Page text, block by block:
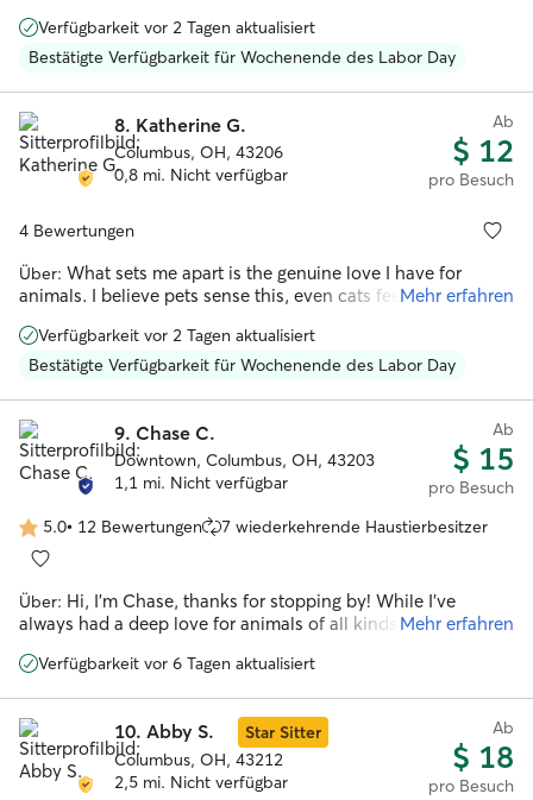
Verfügbarkeit vor 2 Tagen aktualisiert
Bestätigte Verfügbarkeit für Wochenende des Labor Day
8. Katherine G.
Columbus, OH, 43206
0,8 mi. Nicht verfügbar
Ab
$ 12
pro Besuch
4 Bewertungen
Über: What sets me apart is the genuine love I have for
animals. I believe pets sense this, even cats feel comfortable
and attentive with young pets who are still learning the
ropes, and equally comfortable providing the gentler,
Mehr erfahren
Verfügbarkeit vor 2 Tagen aktualisiert
Bestätigte Verfügbarkeit für Wochenende des Labor Day
9. Chase C.
Downtown, Columbus, OH, 43203
1,1 mi. Nicht verfügbar
Ab
$ 15
pro Besuch
5.0
von
Sternen
5.0• 12 Bewertungen 7 wiederkehrende Haustierbesitzer
Über: Hi, I'm Chase, thanks for stopping by! While I've
always had a deep love for animals of all kinds, cats hold a
platform back in college, and after a few years of moving
working in animal welfare, both as a volunteer and
professionally, giving me a wealth of experience with cats of
all personalities and needs. From shy, hide-under-the-bed
kitties to bold, in-your-face social butterflies, I love taking
Mehr erfahren
Verfügbarkeit vor 6 Tagen aktualisiert
10. Abby S.
Star Sitter
Columbus, OH, 43212
2,5 mi. Nicht verfügbar
Ab
$ 18
pro Besuch